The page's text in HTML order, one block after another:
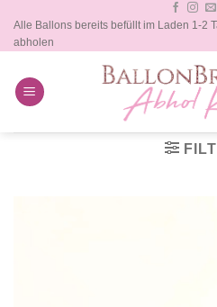
Inhalt
springen
Alle Ballons bereits befüllt im Laden 1-2
abholen